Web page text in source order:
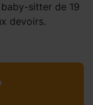
sitter de 19
devoirs.